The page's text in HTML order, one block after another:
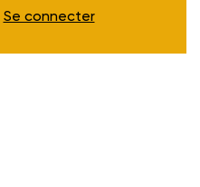
Se connecter